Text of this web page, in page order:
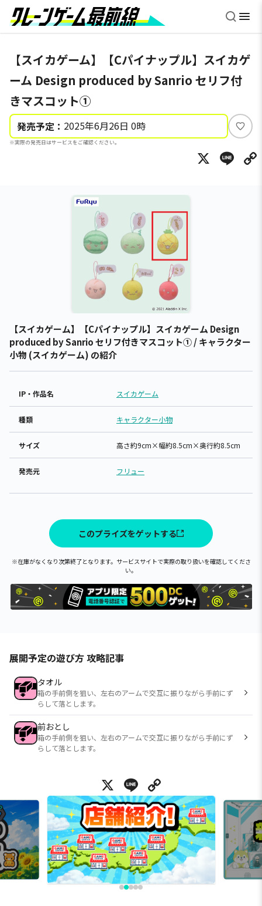
【スイカゲーム】【Cパイナップル】スイカゲ
ーム Design produced by Sanrio セリフ付
きマスコット①
発売予定： 2025年6月26日 0時
※実際の発売日はサービスをご確認ください。
い
ね
X
【スイカゲーム】【Cパイナップル】スイカゲーム Design
produced by Sanrio セリフ付きマスコット① / キャラクター
小物 (スイカゲーム) の紹介
IP・作品名 スイカゲーム
種類 キャラクター小物
サイズ 高さ約9cm×幅約8.5cm×奥行約8.5cm
発売元 フリュー
このプライズをゲットする
※在庫がなくなり次第終了となります。サービスサイトで実際の取り扱いを確認してくださ
い。
展開予定の遊び方 攻略記事
タオル
箱の手前側を狙い、左右のアームで交互に振りながら手前にず
らして落とします。
前おとし
箱の手前側を狙い、左右のアームで交互に振りながら手前にず
らして落とします。
X Line